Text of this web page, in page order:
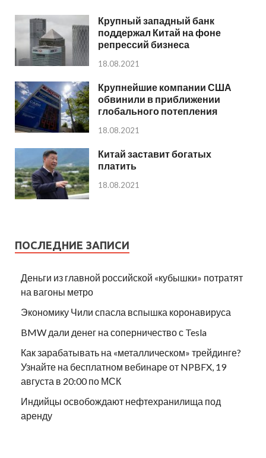
Крупный западный банк
поддержал Китай на фоне
репрессий бизнеса
18.08.2021
Крупнейшие компании США
обвинили в приближении
глобального потепления
18.08.2021
Китай заставит богатых
платить
18.08.2021
ПОСЛЕДНИЕ ЗАПИСИ
Деньги из главной российской «кубышки» потратят
на вагоны метро
Экономику Чили спасла вспышка коронавируса
BMW дали денег на соперничество с Tesla
Как зарабатывать на «металлическом» трейдинге?
Узнайте на бесплатном вебинаре от NPBFX, 19
августа в 20:00 по МСК
Индийцы освобождают нефтехранилища под
аренду